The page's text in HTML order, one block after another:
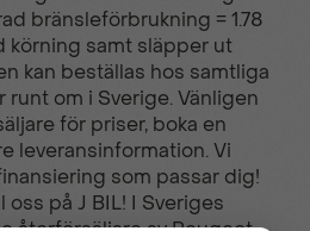
Bluetooth
Chat GPT aktivering
bränsleförbrukning = 1.78
körning samt släpper ut
kan beställas hos samtliga
runt om i Sverige. Vänligen
för priser, boka en
leveransinformation. Vi
som passar dig!
oss på J BIL! I Sveriges